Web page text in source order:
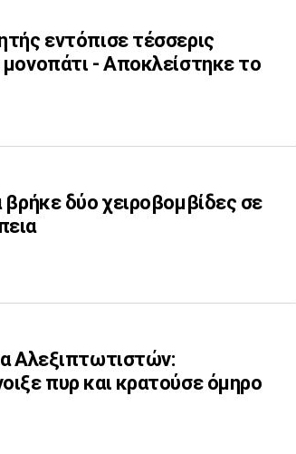
εντόπισε τέσσερις
- Αποκλείστηκε το
βρήκε δύο χειροβομβίδες σε
Αλεξιπτωτιστών:
πυρ και κρατούσε όμηρο